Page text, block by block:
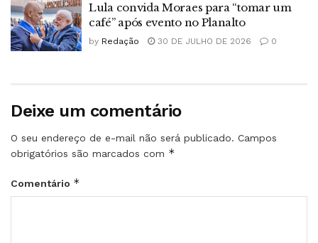
Lula convida Moraes para “tomar um
café” após evento no Planalto
by Redação 30 DE JULHO DE 2026 0
Deixe um comentário
O seu endereço de e-mail não será publicado. Campos
obrigatórios são marcados com *
Comentário *